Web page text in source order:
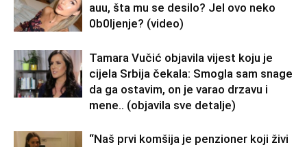
auu, šta mu se desilo? Jel ovo neko
0b0Ijenje? (video)
Tamara Vučić objavila vijest koju je
cijela Srbija čekala: Smogla sam snage
da ga ostavim, on je varao drzavu i
mene.. (objavila sve detalje)
“Naš prvi komšija je penzioner koji živi